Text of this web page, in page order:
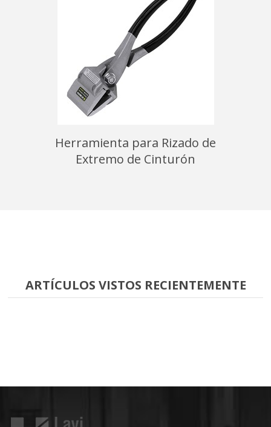
Herramienta para Rizado de
Extremo de Cinturón
ARTÍCULOS VISTOS RECIENTEMENTE